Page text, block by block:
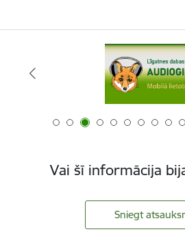
Vai šī informācija
Sniegt